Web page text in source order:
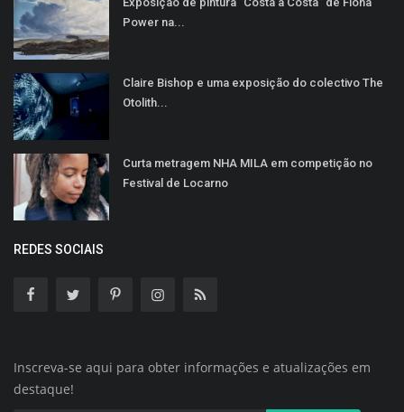
Power na...
Claire Bishop e uma exposição do colectivo The
Otolith...
Curta metragem NHA MILA em competição no
Festival de Locarno
REDES SOCIAIS
Inscreva-se aqui para obter informações e atualizações em
destaque!